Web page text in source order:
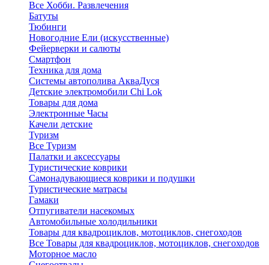
Все Хобби. Развлечения
Батуты
Тюбинги
Новогодние Ели (искусственные)
Фейерверки и салюты
Смартфон
Техника для дома
Системы автополива АкваДуся
Детские электромобили Chi Lok
Товары для дома
Электронные Часы
Качели детские
Туризм
Все Туризм
Палатки и аксессуары
Туристические коврики
Самонадувающиеся коврики и подушки
Туристические матрасы
Гамаки
Отпугиватели насекомых
Автомобильные холодильники
Товары для квадроциклов, мотоциклов, снегоходов
Все Товары для квадроциклов, мотоциклов, снегоходов
Моторное масло